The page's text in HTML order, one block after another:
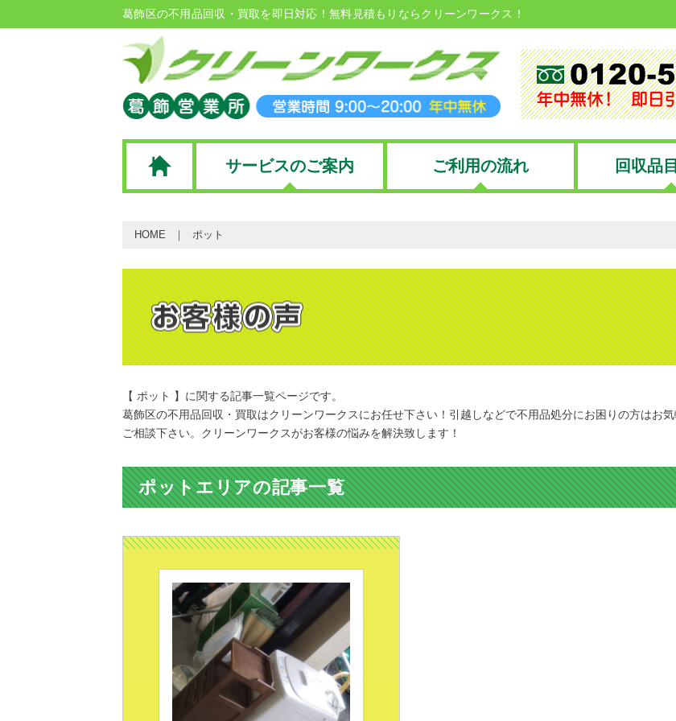
葛飾区の不用品回収・買取を即日対応！無料見積もりならクリーンワークス！
サービスのご案内 ご利用の流れ 回収品
HOME ポット
【 ポット 】に関する記事一覧ページです。
葛飾区の不用品回収・買取はクリーンワークスにお任せ下さい！引越しなどで不用品処分にお困りの方はお気
ご相談下さい。クリーンワークスがお客様の悩みを解決致します！
ポットエリアの記事一覧